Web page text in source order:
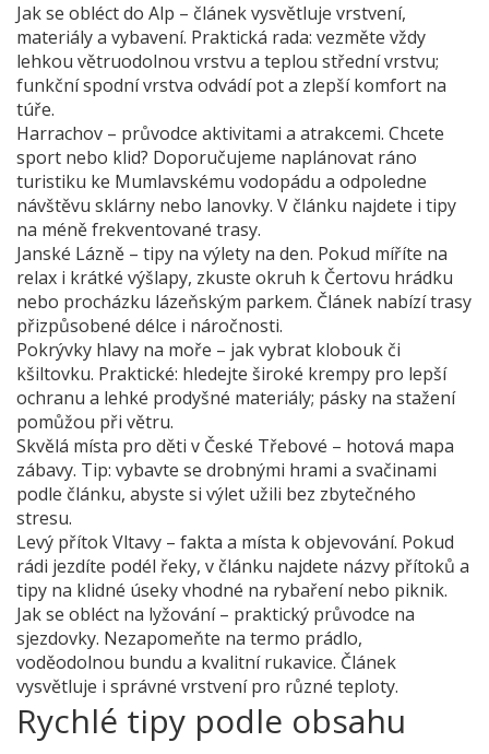
Jak se obléct do Alp – článek vysvětluje vrstvení,
materiály a vybavení. Praktická rada: vezměte vždy
lehkou větruodolnou vrstvu a teplou střední vrstvu;
funkční spodní vrstva odvádí pot a zlepší komfort na
túře.
Harrachov – průvodce aktivitami a atrakcemi. Chcete
sport nebo klid? Doporučujeme naplánovat ráno
turistiku ke Mumlavskému vodopádu a odpoledne
návštěvu sklárny nebo lanovky. V článku najdete i tipy
na méně frekventované trasy.
Janské Lázně – tipy na výlety na den. Pokud míříte na
relax i krátké výšlapy, zkuste okruh k Čertovu hrádku
nebo procházku lázeňským parkem. Článek nabízí trasy
přizpůsobené délce i náročnosti.
Pokrývky hlavy na moře – jak vybrat klobouk či
kšiltovku. Praktické: hledejte široké krempy pro lepší
ochranu a lehké prodyšné materiály; pásky na stažení
pomůžou při větru.
Skvělá místa pro děti v České Třebové – hotová mapa
zábavy. Tip: vybavte se drobnými hrami a svačinami
podle článku, abyste si výlet užili bez zbytečného
stresu.
Levý přítok Vltavy – fakta a místa k objevování. Pokud
rádi jezdíte podél řeky, v článku najdete názvy přítoků a
tipy na klidné úseky vhodné na rybaření nebo piknik.
Jak se obléct na lyžování – praktický průvodce na
sjezdovky. Nezapomeňte na termo prádlo,
voděodolnou bundu a kvalitní rukavice. Článek
vysvětluje i správné vrstvení pro různé teploty.
Rychlé tipy podle obsahu